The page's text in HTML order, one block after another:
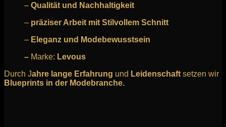
– Qualität und Nachhaltigkeit
– präziser Arbeit mit Stilvollem Schnitt
– Eleganz und Modebewusstsein
– Marke: Levous
Durch Jahre lange Erfahrung und Leidenschaft setzen wir
Blueprints in der Modebranche.